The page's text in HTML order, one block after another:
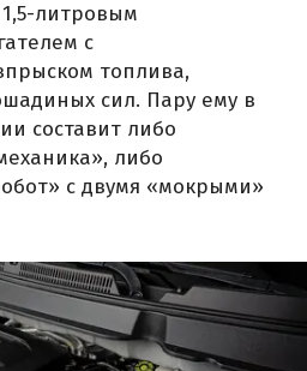
литровым
с
топлива,
сил. Пару ему в
составит либо
либо
с двумя «мокрыми»